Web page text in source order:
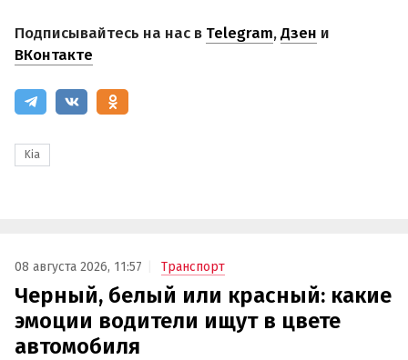
Подписывайтесь на нас в Telegram,Дзен и
ВКонтакте
Kia
08 августа 2026, 11:57 Транспорт
Черный, белый или красный: какие
эмоции водители ищут в цвете
автомобиля